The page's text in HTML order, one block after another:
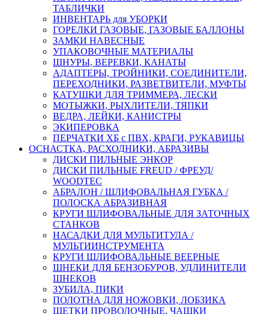
ТАБЛИЧКИ
ИНВЕНТАРЬ для УБОРКИ
ГОРЕЛКИ ГАЗОВЫЕ, ГАЗОВЫЕ БАЛЛОНЫ
ЗАМКИ НАВЕСНЫЕ
УПАКОВОЧНЫЕ МАТЕРИАЛЫ
ШНУРЫ, ВЕРЕВКИ, КАНАТЫ
АДАПТЕРЫ, ТРОЙНИКИ, СОЕДИНИТЕЛИ,
ПЕРЕХОДНИКИ, РАЗВЕТВИТЕЛИ, МУФТЫ
КАТУШКИ ДЛЯ ТРИММЕРА, ЛЕСКИ
МОТЫЖКИ, РЫХЛИТЕЛИ, ТЯПКИ
ВЕДРА, ЛЕЙКИ, КАНИСТРЫ
ЭКИПЕРОВКА
ПЕРЧАТКИ ХБ с ПВХ, КРАГИ, РУКАВИЦЫ
ОСНАСТКА, РАСХОДНИКИ, АБРАЗИВЫ
ДИСКИ ПИЛЬНЫЕ ЭНКОР
ДИСКИ ПИЛЬНЫЕ FREUD / ФРЕУД/
WOODTEC
АБРАЛОН / ШЛИФОВАЛЬНАЯ ГУБКА /
ПОЛОСКА АБРАЗИВНАЯ
КРУГИ ШЛИФОВАЛЬНЫЕ ДЛЯ ЗАТОЧНЫХ
СТАНКОВ
НАСАДКИ ДЛЯ МУЛЬТИТУЛА /
МУЛЬТИИНСТРУМЕНТА
КРУГИ ШЛИФОВАЛЬНЫЕ ВЕЕРНЫЕ
ШНЕКИ ДЛЯ БЕНЗОБУРОВ, УДЛИНИТЕЛИ
ШНЕКОВ
ЗУБИЛА, ПИКИ
ПОЛОТНА ДЛЯ НОЖОВКИ, ЛОБЗИКА
ЩЕТКИ ПРОВОЛОЧНЫЕ, ЧАШКИ